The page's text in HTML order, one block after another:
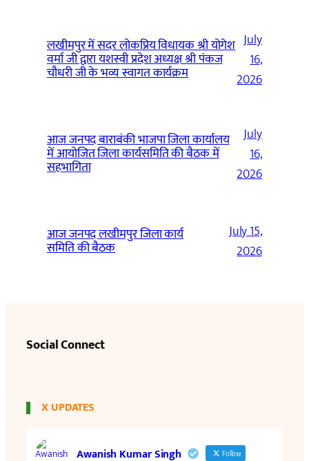
लखीमपुर में सदर लोकप्रिय विधायक श्री योगेश
वर्मा जी द्वारा यशस्वी प्रदेश अध्यक्ष श्री पंकज
चौधरी जी के भव्य स्वागत कार्यक्रम
July
16,
2026
आज जनपद बाराबंकी भाजपा जिला कार्यालय
में आयोजित जिला कार्यसमिति की बैठक में
सहभागिता
July
16,
2026
आज जनपद लखीमपुर जिला कार्य
समिति की बैठक
July 15,
2026
Social Connect
X UPDATES